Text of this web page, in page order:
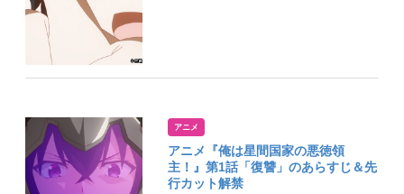
アニメ
アニメ『俺は星間国家の悪徳領
主！』第1話「復讐」のあらすじ＆先
行カット解禁